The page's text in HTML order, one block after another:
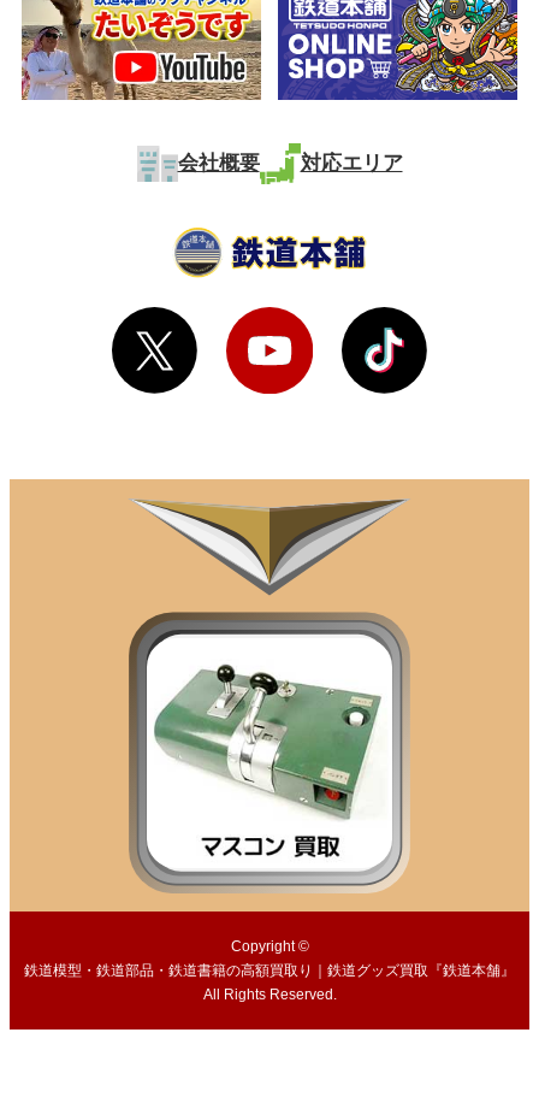
会社概要 対応エリア
Copyright ©
鉄道模型・鉄道部品・鉄道書籍の高額買取り｜鉄道グッズ買取『鉄道本舗』
All Rights Reserved.